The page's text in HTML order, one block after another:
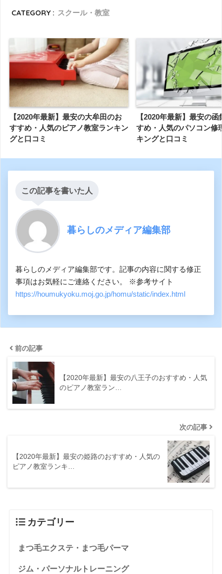
CATEGORY : スクール・教室
【2020年最新】最安の大牟田のお
すすめ・人気のピアノ教室ランキン
グと口コミ
【2020年最新】最安の
すめ・人気のパソコン修
キングと口コミ
この記事を書いた人
暮らしのメディア編集部
暮らしのメディア編集部です。記事の内容に関する修正
事項はお気軽にご連絡ください。 ※参考サイト
https://houmukyoku.moj.go.jp/homu/static/index.html
前の記事
【2020年最新】最安の八王子のおすすめ・人気
のピアノ教室ラン…
次の記事
【2020年最新】最安の姫路のおすすめ・人気の
ピアノ教室ランキ…
カテゴリー
まつ毛エクステ・まつ毛パーマ
ジム・パーソナルトレーニング